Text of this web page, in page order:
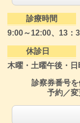
診療時間
9:00～12:00、13：
休診日
木曜・土曜午後・日
診察券番号
予約／